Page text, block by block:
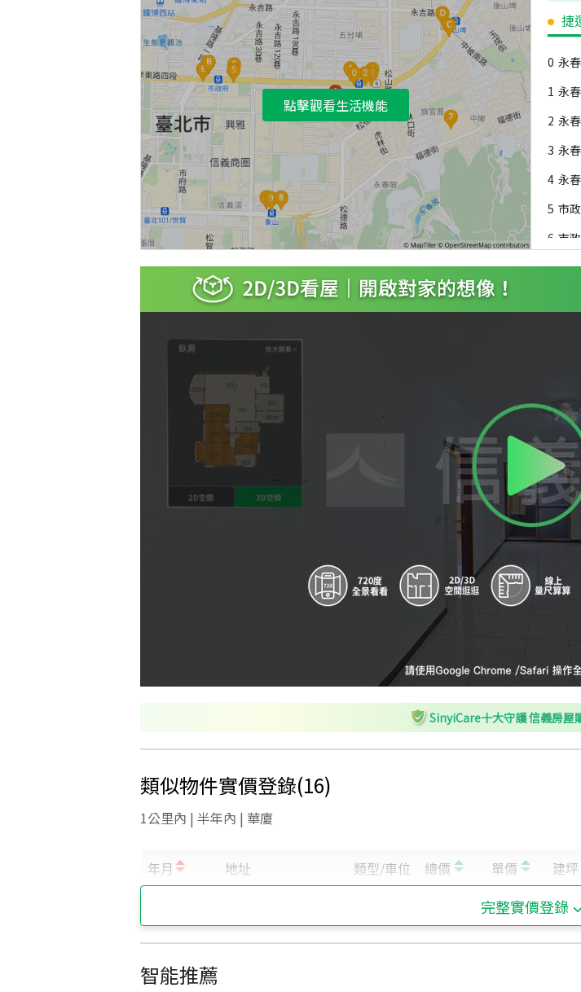
點擊觀看生活機能
捷
0 永
1 永
2 永
3 永
4 永
5 市
6 市
7 廣慈
C 後
D 後
E 市
SinyiCare十大守護 信義房屋
類似物件實價登錄(16)
1公里內 | 半年內 | 華廈
完整實價登錄
智能推薦